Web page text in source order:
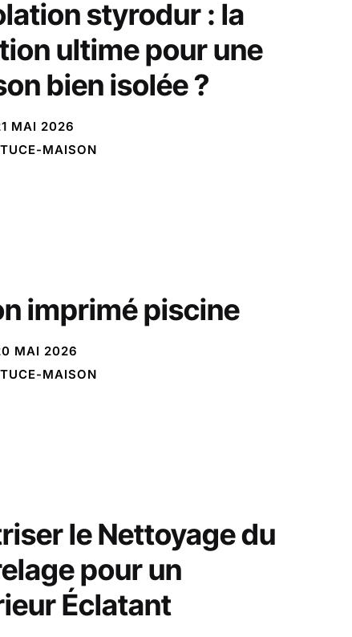
styrodur : la
ultime pour une
bien isolée ?
MAI 2026
MAISON
imprimé piscine
MAI 2026
MAISON
le Nettoyage du
pour un
Éclatant